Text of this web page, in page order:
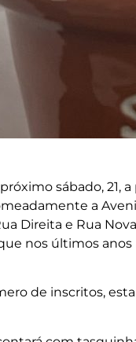
sábado, 21, a
a
Direita e Rua
nos últimos
de inscritos, esta